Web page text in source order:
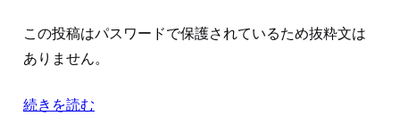
この投稿はパスワードで保護されているため抜粋文は
ありません。
続きを読む